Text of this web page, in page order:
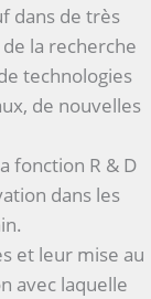
dans de très
la recherche
technologies
de nouvelles
fonction R & D
dans les
et leur mise au
avec laquelle